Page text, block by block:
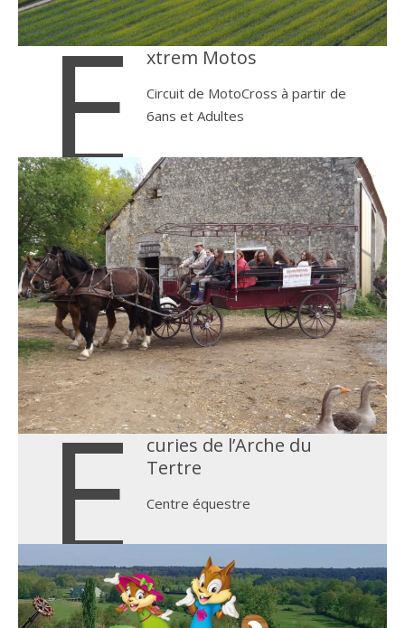
E xtrem Motos
Circuit de MotoCross à partir de
6ans et Adultes
E
curies de l’Arche du
Tertre
Centre équestre